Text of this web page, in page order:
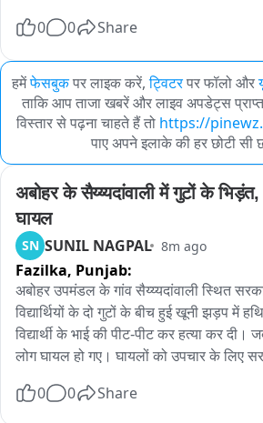
0 0 Share
हमेंफेसबुकपर लाइक करें, ट्विटरपर फॉलो और
ताकि आप ताजा खबरें और लाइव अपडेट्स
विस्तार से पढ़ना चाहते हैं तो https://
पाए अपने इलाके की हर छोटी सी
अबोहर के सैय्य्यदांवाली में गुटों के
घायल
SN SUNIL NAGPAL 8m ago
Fazilka, Punjab:
अबोहर उपमंडल के गांव सैय्य्यदांवाली स्थित
विद्यार्थियों के दो गुटों के बीच हुई खूनी झड़प में
विद्यार्थी के भाई की पीट-पीट कर हत्या कर दी।
लोग घायल हो गए। घायलों को उपचार के लिए
कर दी है।
0 0 Share